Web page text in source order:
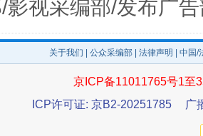
品抗生素超标问题” 法
影视采编部/发布广
关于我们 公众采编部 法律声明 | 中国
京ICP备11011765号1至
ICP许可证: 京B2-20251785
广